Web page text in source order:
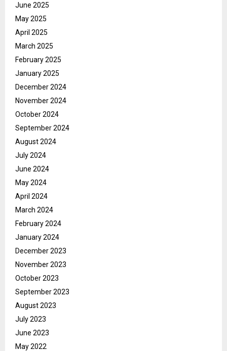
June 2025
May 2025
April 2025
March 2025
February 2025
January 2025
December 2024
November 2024
October 2024
September 2024
August 2024
July 2024
June 2024
May 2024
April 2024
March 2024
February 2024
January 2024
December 2023
November 2023
October 2023
September 2023
August 2023
July 2023
June 2023
May 2022